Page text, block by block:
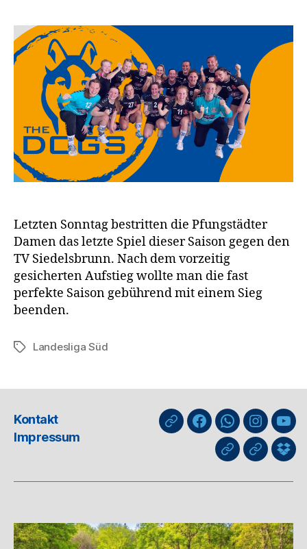
Letzten Sonntag bestritten die Pfungstädter
Damen das letzte Spiel dieser Saison gegen den
TV Siedelsbrunn. Nach dem vorzeitig
gesicherten Aufstieg wollte man die fast
perfekte Saison gebührend mit einem Sieg
beenden.
Schlagwörter
Landesliga Süd
Kontakt
Impressum
nuLigaFacebookWhatsApp-
Kanal
GIPHYThreads